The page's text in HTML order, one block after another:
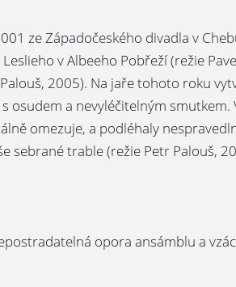
ze Západočeského divadla v
v Albeeho Pobřeží (režie
2005). Na jaře tohoto roku
osudem a nevyléčitelným
omezuje, a podléhaly
sebrané trable (režie Petr Palouš,
opora ansámblu a